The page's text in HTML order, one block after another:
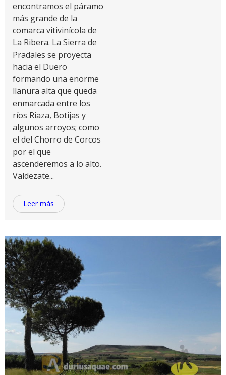
encontramos el páramo
más grande de la
comarca vitivinícola de
La Ribera. La Sierra de
Pradales se proyecta
hacia el Duero
formando una enorme
llanura alta que queda
enmarcada entre los
ríos Riaza, Botijas y
algunos arroyos; como
el del Chorro de Corcos
por el que
ascenderemos a lo alto.
Valdezate...
Leer más